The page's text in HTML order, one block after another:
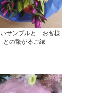
サンプルと お客様
との繋がるご縁